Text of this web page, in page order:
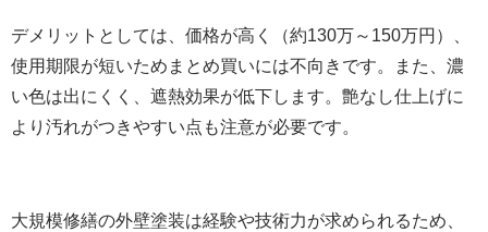
デメリットとしては、価格が高く（約130万～150万円）、
使用期限が短いためまとめ買いには不向きです。また、濃
い色は出にくく、遮熱効果が低下します。艶なし仕上げに
より汚れがつきやすい点も注意が必要です。
大規模修繕の外壁塗装は経験や技術力が求められるため、